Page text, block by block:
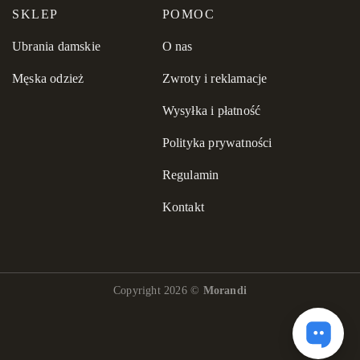
SKLEP
Ubrania damskie
Męska odzież
POMOC
O nas
Zwroty i reklamacje
Wysyłka i płatność
Polityka prywatności
Regulamin
Kontakt
Copyright 2026 © Morandi